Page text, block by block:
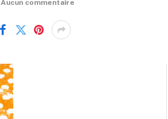
Aucun commentaire